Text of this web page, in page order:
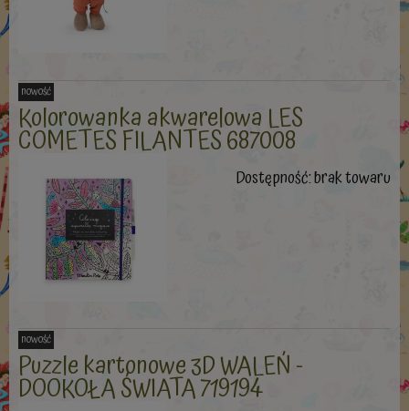
Kolorowanka akwarelowa LES
COMETES FILANTES 687008
Dostępność:brak towaru
nowość
Puzzle kartonowe 3D WALEŃ -
DOOKOŁA ŚWIATA 719194
nowość